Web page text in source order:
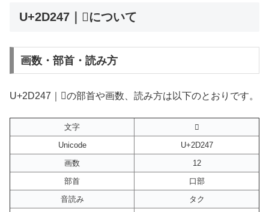
U+2D247｜𭉇について
画数・部首・読み方
U+2D247｜𭉇の部首や画数、読み方は以下のとおりです。
文字
𭉇
Unicode
U+2D247
画数
12
部首
口部
音読み
タク